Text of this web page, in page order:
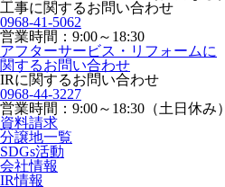
工事に関するお問い合わせ
0968-41-5062
営業時間：9:00～18:30
アフターサービス・リフォームに
関するお問い合わせ
IRに関するお問い合わせ
0968-44-3227
営業時間：9:00～18:30（土日休み）
資料請求
分譲地一覧
SDGs活動
会社情報
IR情報